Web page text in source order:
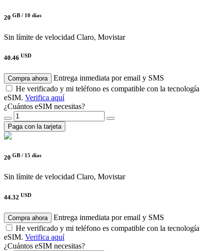
20 GB / 10 días
Sin límite de velocidad Claro, Movistar
40.46 USD
Compra ahora
Entrega inmediata por email y SMS
He verificado y mi teléfono es compatible con la tecnología
eSIM. Verifica aquí
¿Cuántos eSIM necesitas?
Paga con la tarjeta
20 GB / 15 días
Sin límite de velocidad Claro, Movistar
44.32 USD
Compra ahora
Entrega inmediata por email y SMS
He verificado y mi teléfono es compatible con la tecnología
eSIM. Verifica aquí
¿Cuántos eSIM necesitas?